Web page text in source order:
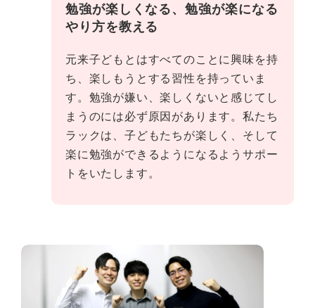
勉強が楽しくなる、勉強が楽になる
やり方を教える
元来子どもとはすべてのことに興味を持
ち、楽しもうとする習性を持っていま
す。勉強が嫌い、楽しくないと感じてし
まうのには必ず原因があります。私たち
ラックは、子どもたちが楽しく、そして
楽に勉強ができるようになるようサポー
トをいたします。